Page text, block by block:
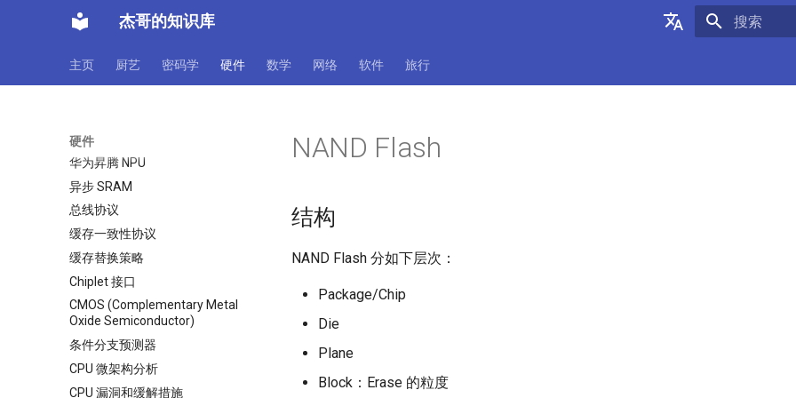
杰哥的知识库
主页 厨艺 密码学 硬件 数学 网络 软件 旅行
硬件
华为昇腾 NPU
异步 SRAM
总线协议
缓存一致性协议
缓存替换策略
Chiplet 接口
CMOS (Complementary Metal
Oxide Semiconductor)
条件分支预测器
CPU 微架构分析
CPU 漏洞和缓解措施
NAND Flash
结构
NAND Flash 分如下层次：
Package/Chip
Die
Plane
Block：Erase 的粒度